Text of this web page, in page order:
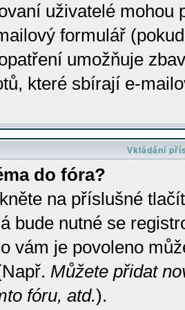
uživatelé mohou
formulář
umožňuje
které sbírají e-
Vkládání
do fóra?
na příslušné
bude nutné se
vám je povoleno
Můžete přidat
fóru, atd.).